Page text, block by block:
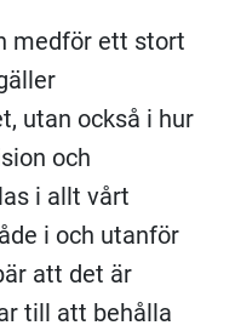
medför ett stort
utan också i hur
och
i allt vårt
i och utanför
att det är
till att behålla